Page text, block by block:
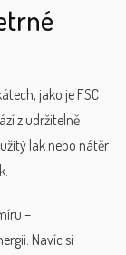
jako je FSC
z udržitelně
lak nebo nátěr
–
Navíc si